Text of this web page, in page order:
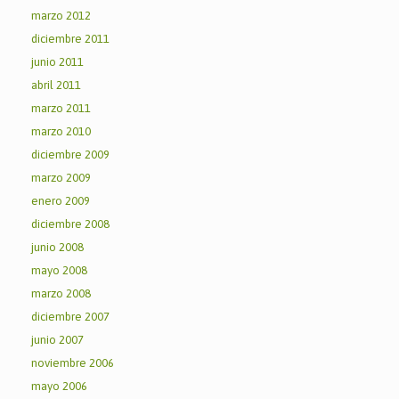
marzo 2012
diciembre 2011
junio 2011
abril 2011
marzo 2011
marzo 2010
diciembre 2009
marzo 2009
enero 2009
diciembre 2008
junio 2008
mayo 2008
marzo 2008
diciembre 2007
junio 2007
noviembre 2006
mayo 2006